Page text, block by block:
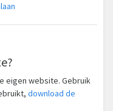
eigen website. Gebruik
download de